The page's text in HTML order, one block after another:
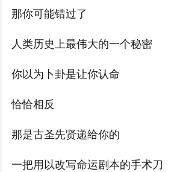
那你可能错过了
人类历史上最伟大的一个秘密
你以为卜卦是让你认命
恰恰相反
那是古圣先贤递给你的
一把用以改写命运剧本的手术刀